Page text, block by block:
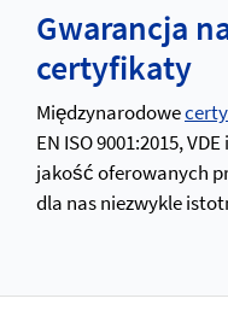
Gwarancja
certyfikaty
Międzynarodowe
EN ISO 9001:2015,
jakość oferowanych
dla nas niezwykle